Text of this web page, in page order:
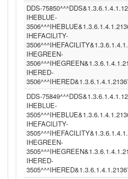
DDS-
IHEBLUE-
IHEFACILITY-
IHEGREEN-
IHERED-
DDS-
IHEBLUE-
IHEFACILITY-
IHEGREEN-
IHERED-